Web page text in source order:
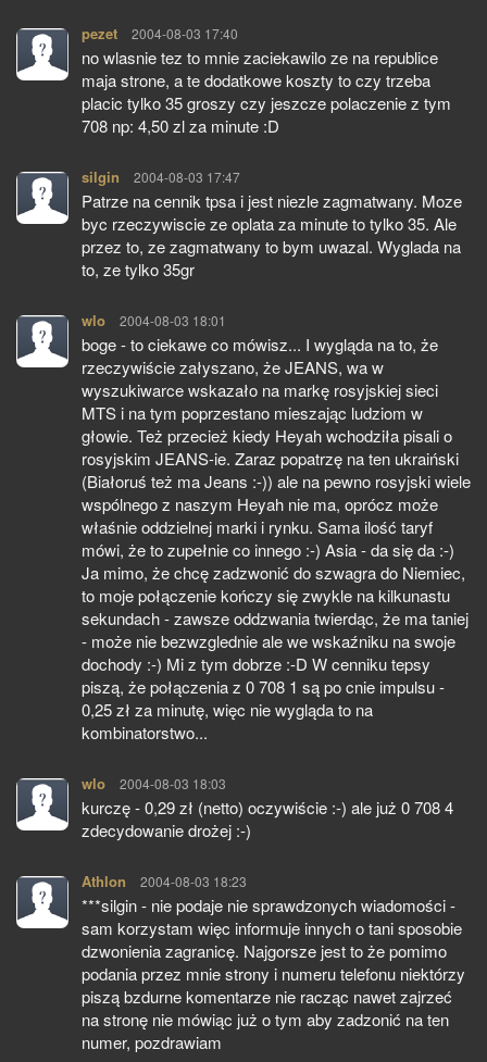
pezet pisze:
2004-08-03 17:40
no wlasnie tez to mnie zaciekawilo ze na republice
maja strone, a te dodatkowe koszty to czy trzeba
placic tylko 35 groszy czy jeszcze polaczenie z tym
708 np: 4,50 zl za minute :D
silgin pisze:
2004-08-03 17:47
Patrze na cennik tpsa i jest niezle zagmatwany. Moze
byc rzeczywiscie ze oplata za minute to tylko 35. Ale
przez to, ze zagmatwany to bym uwazal. Wyglada na
to, ze tylko 35gr
wlo pisze:
2004-08-03 18:01
boge - to ciekawe co mówisz... I wygląda na to, że
rzeczywiście załyszano, że JEANS, wa w
wyszukiwarce wskazało na markę rosyjskiej sieci
MTS i na tym poprzestano mieszając ludziom w
głowie. Też przecież kiedy Heyah wchodziła pisali o
rosyjskim JEANS-ie. Zaraz popatrzę na ten ukraiński
(Białoruś też ma Jeans :-)) ale na pewno rosyjski wiele
wspólnego z naszym Heyah nie ma, oprócz może
właśnie oddzielnej marki i rynku. Sama ilość taryf
mówi, że to zupełnie co innego :-) Asia - da się da :-)
Ja mimo, że chcę zadzwonić do szwagra do Niemiec,
to moje połączenie kończy się zwykle na kilkunastu
sekundach - zawsze oddzwania twierdąc, że ma taniej
- może nie bezwzglednie ale we wskaźniku na swoje
dochody :-) Mi z tym dobrze :-D W cenniku tepsy
piszą, że połączenia z 0 708 1 są po cnie impulsu -
0,25 zł za minutę, więc nie wygląda to na
kombinatorstwo...
wlo pisze:
2004-08-03 18:03
kurczę - 0,29 zł (netto) oczywiście :-) ale już 0 708 4
zdecydowanie drożej :-)
Athlon pisze:
2004-08-03 18:23
***silgin - nie podaje nie sprawdzonych wiadomości -
sam korzystam więc informuje innych o tani sposobie
dzwonienia zagranicę. Najgorsze jest to że pomimo
podania przez mnie strony i numeru telefonu niektórzy
piszą bzdurne komentarze nie racząc nawet zajrzeć
na stronę nie mówiąc już o tym aby zadzonić na ten
numer, pozdrawiam